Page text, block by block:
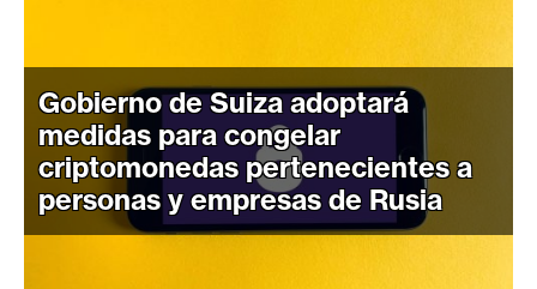
i
p
t
o
M
e
Gobierno de Suiza adoptará
medidas para congelar
criptomonedas pertenecientes a
personas y empresas de Rusia